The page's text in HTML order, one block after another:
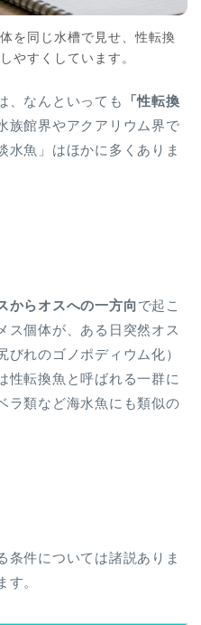
を同じ水槽で見せ、性転換
やすくしています。
、なんといっても
「性転換
族館界やアクアリウム界で
水魚」はほかに多くありま
からオスへの一方向で起こ
ス個体が、ある日突然オス
れのゴノポディウム化）
性転換魚と呼ばれる一群に
ラ類など海水魚にも類似の
条件については諸説ありま
す。